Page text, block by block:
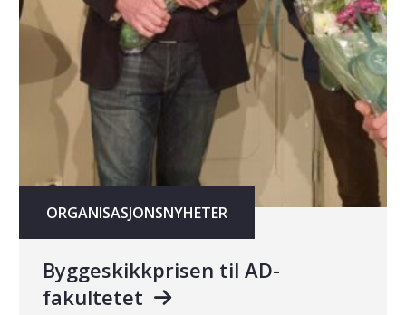
ORGANISASJONSNYHETER
Byggeskikkprisen til AD-
fakultetet